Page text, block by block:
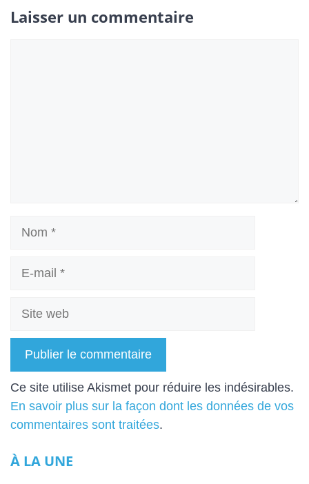
Laisser un commentaire
Site
A
l
t
r
Ce site utilise Akismet pour réduire les indésirables.
En savoir plus sur la façon dont les données de vos
commentaires sont traitées.
À LA UNE